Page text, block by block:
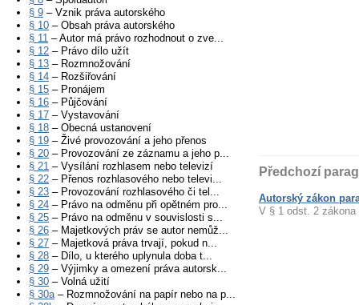
§ 9 – Vznik práva autorského
§ 10 – Obsah práva autorského
§ 11 – Autor má právo rozhodnout o zve...
§ 12 – Právo dílo užít
§ 13 – Rozmnožování
§ 14 – Rozšiřování
§ 15 – Pronájem
§ 16 – Půjčování
§ 17 – Vystavování
§ 18 – Obecná ustanovení
§ 19 – Živé provozování a jeho přenos
§ 20 – Provozování ze záznamu a jeho p...
§ 21 – Vysílání rozhlasem nebo televizí
§ 22 – Přenos rozhlasového nebo televi...
§ 23 – Provozování rozhlasového či tel...
§ 24 – Právo na odměnu při opětném pro...
§ 25 – Právo na odměnu v souvislosti s...
§ 26 – Majetkových práv se autor nemůž...
§ 27 – Majetková práva trvají, pokud n...
§ 28 – Dílo, u kterého uplynula doba t...
§ 29 – Výjimky a omezení práva autorsk...
§ 30 – Volná užití
§ 30a– Rozmnožování na papír nebo na p...
Předchozí
Autorský zákon
V § 1 odst. 2